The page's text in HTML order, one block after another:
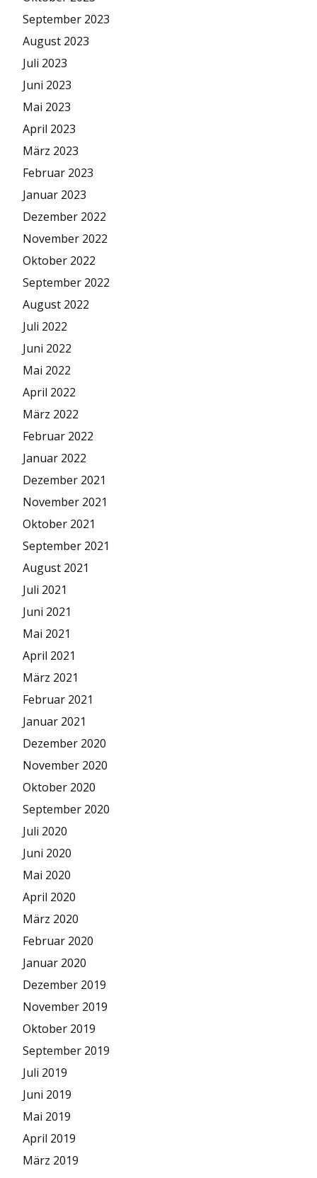
September 2023
August 2023
Juli 2023
Juni 2023
Mai 2023
April 2023
März 2023
Februar 2023
Januar 2023
Dezember 2022
November 2022
Oktober 2022
September 2022
August 2022
Juli 2022
Juni 2022
Mai 2022
April 2022
März 2022
Februar 2022
Januar 2022
Dezember 2021
November 2021
Oktober 2021
September 2021
August 2021
Juli 2021
Juni 2021
Mai 2021
April 2021
März 2021
Februar 2021
Januar 2021
Dezember 2020
November 2020
Oktober 2020
September 2020
Juli 2020
Juni 2020
Mai 2020
April 2020
März 2020
Februar 2020
Januar 2020
Dezember 2019
November 2019
Oktober 2019
September 2019
Juli 2019
Juni 2019
Mai 2019
April 2019
März 2019